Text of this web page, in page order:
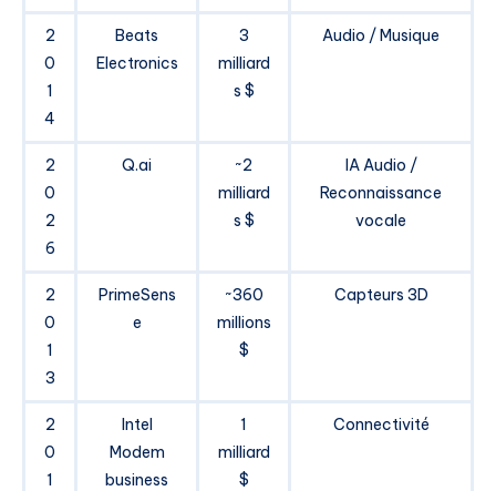
2
0
1
4
Beats
Electronics
3
milliard
s $
Audio / Musique
2
0
2
6
Q.ai
~2
milliard
s $
IA Audio /
Reconnaissance
vocale
2
0
1
3
PrimeSens
e
~360
millions
$
Capteurs 3D
2
0
1
Intel
Modem
business
1
milliard
$
Connectivité